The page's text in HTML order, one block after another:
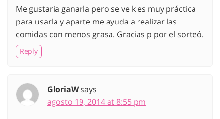
Me gustaria ganarla pero se ve k es muy práctica
para usarla y aparte me ayuda a realizar las
comidas con menos grasa. Gracias p por el sorteó.
Reply
GloriaWsays
agosto 19, 2014 at 8:55 pm